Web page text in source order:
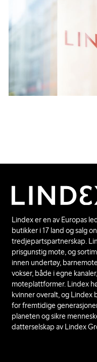
Lindex er en av Europas
butikker i 17 land og salg
tredjepartspartnerskap.
prisgunstig mote, og
innen undertøy,
vokser, både i egne
moteplattformer. Lindex
kvinner overalt, og Lindex
for fremtidige
planeten og sikre
datterselskap av Lindex